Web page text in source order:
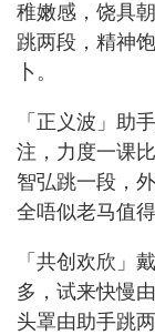
稚嫩感，饶具
跳两段，精神
卜。
「正义波」助
注，力度一课
智弘跳一段，
全唔似老马值得
「共创欢欣」
多，试来快慢
头罩由助手跳